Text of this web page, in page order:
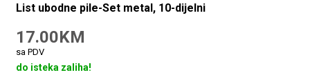
List ubodne pile-Set metal, 10-dijelni
17.00KM
sa PDV
do isteka zaliha!